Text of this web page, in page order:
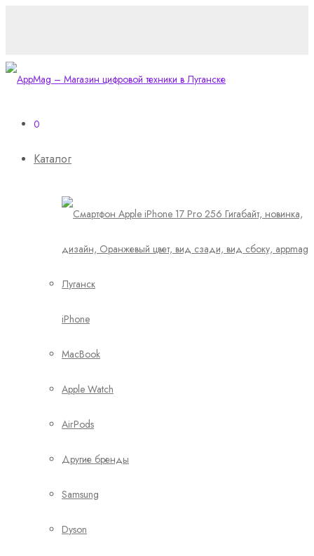
0
Каталог
iPhone
MacBook
Apple Watch
AirPods
Другие бренды
Samsung
Dyson